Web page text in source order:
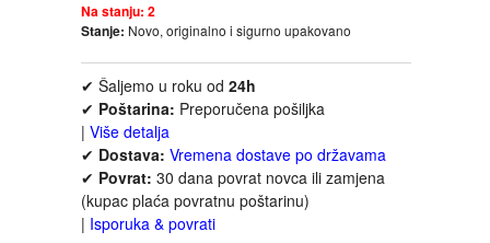
KLASICI
KNJIGE ZA DECU
KOMEDIJA
KRIMINALISTIČKI
Na stanju: 2
Stanje: Novo, originalno i sigurno upakovano
✔ Šaljemo u roku od 24h
✔ Poštarina: Preporučena pošiljka
| Više detalja
✔ Dostava: Vremena dostave po državama
✔ Povrat: 30 dana povrat novca ili zamjena
(kupac plaća povratnu poštarinu)
| Isporuka & povrati